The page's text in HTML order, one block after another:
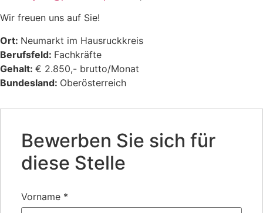
Wir freuen uns auf Sie!
Ort: Neumarkt im Hausruckkreis
Berufsfeld: Fachkräfte
Gehalt: € 2.850,- brutto/Monat
Bundesland: Oberösterreich
Bewerben Sie sich für
diese Stelle
Vorname *